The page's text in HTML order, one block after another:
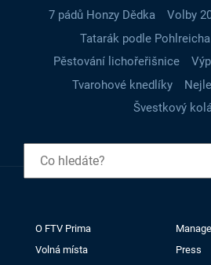
7 pádů Honzy Dědka
Volby
Tatarák podle Pohlreicha
Pěstování lichořeřišnice
Tvarohové knedlíky
Švestkový
O FTV Prima
Volná místa
Press